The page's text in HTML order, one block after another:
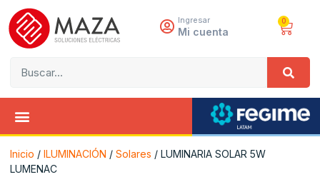
Ingresar
Mi cuenta
0
Inicio / ILUMINACIÓN / Solares / LUMINARIA SOLAR 5W
LUMENAC